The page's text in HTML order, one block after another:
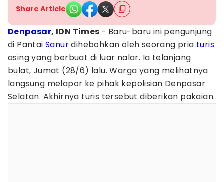
Share Article
Denpasar, IDN Times - Baru-baru ini pengunjung
di PantaiSanurdihebohkan oleh seorang pria turis
asing yang berbuat di luar nalar. Ia telanjang
bulat, Jumat (28/6) lalu. Warga yang melihatnya
langsung melapor ke pihak kepolisian Denpasar
Selatan. Akhirnya turis tersebut diberikan pakaian.